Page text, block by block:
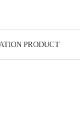
PRODUCT